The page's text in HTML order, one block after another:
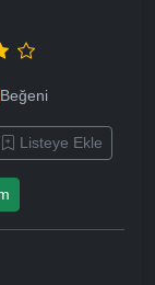
Beğeni
Listeye Ekle